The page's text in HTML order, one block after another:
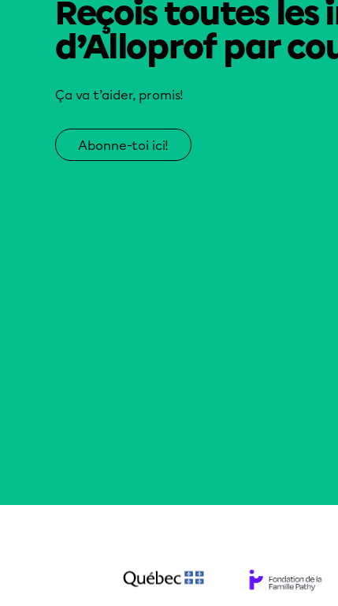
Reçois toutes les
d’Alloprof par
Ça va t’aider, promis!
Abonne-toi ici!